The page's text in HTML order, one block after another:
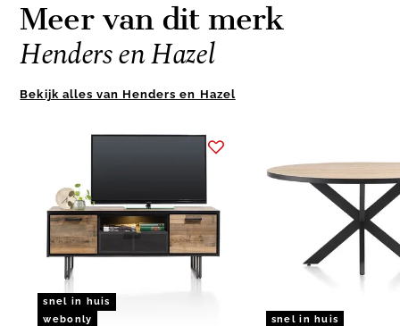
Meer van dit merk
Henders en Hazel
Bekijk alles van Henders en Hazel
snel in huis
webonly
snel in huis